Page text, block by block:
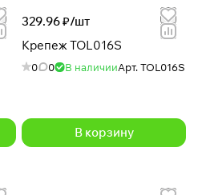
329.96 ₽/шт
Крепеж TOL016S
0 0 В наличииАрт.TOL016S
В корзину